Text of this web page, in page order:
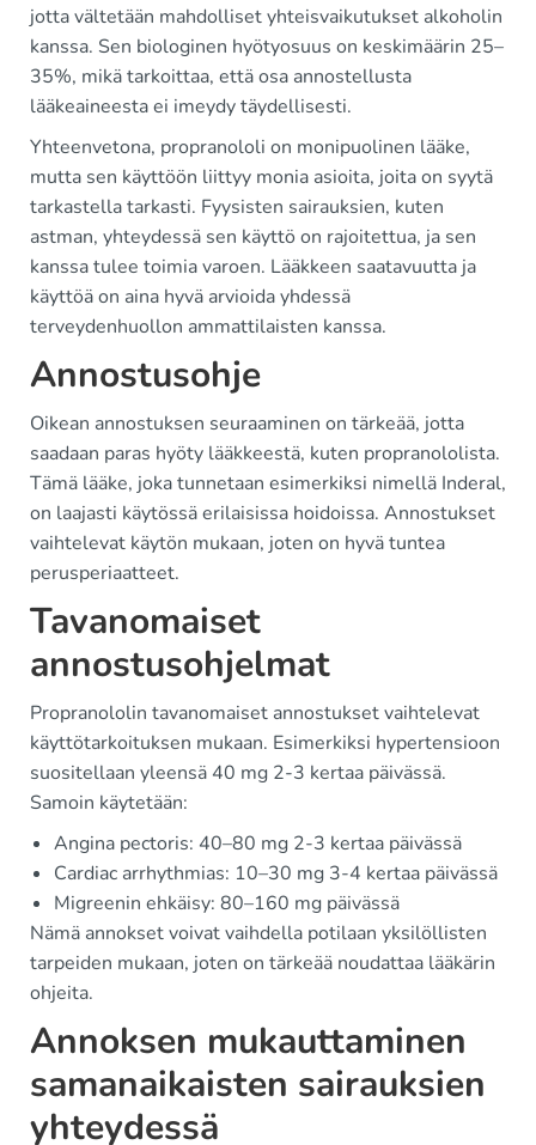
jotta vältetään mahdolliset yhteisvaikutukset alkoholin
kanssa. Sen biologinen hyötyosuus on keskimäärin 25–
35%, mikä tarkoittaa, että osa annostellusta
lääkeaineesta ei imeydy täydellisesti.
Yhteenvetona, propranololi on monipuolinen lääke,
mutta sen käyttöön liittyy monia asioita, joita on syytä
tarkastella tarkasti. Fyysisten sairauksien, kuten
astman, yhteydessä sen käyttö on rajoitettua, ja sen
kanssa tulee toimia varoen. Lääkkeen saatavuutta ja
käyttöä on aina hyvä arvioida yhdessä
terveydenhuollon ammattilaisten kanssa.
Annostusohje
Oikean annostuksen seuraaminen on tärkeää, jotta
saadaan paras hyöty lääkkeestä, kuten propranololista.
Tämä lääke, joka tunnetaan esimerkiksi nimellä Inderal,
on laajasti käytössä erilaisissa hoidoissa. Annostukset
vaihtelevat käytön mukaan, joten on hyvä tuntea
perusperiaatteet.
Tavanomaiset
annostusohjelmat
Propranololin tavanomaiset annostukset vaihtelevat
käyttötarkoituksen mukaan. Esimerkiksi hypertensioon
suositellaan yleensä 40 mg 2-3 kertaa päivässä.
Samoin käytetään:
Angina pectoris: 40–80 mg 2-3 kertaa päivässä
Cardiac arrhythmias: 10–30 mg 3-4 kertaa päivässä
Migreenin ehkäisy: 80–160 mg päivässä
Nämä annokset voivat vaihdella potilaan yksilöllisten
tarpeiden mukaan, joten on tärkeää noudattaa lääkärin
ohjeita.
Annoksen mukauttaminen
samanaikaisten sairauksien
yhteydessä